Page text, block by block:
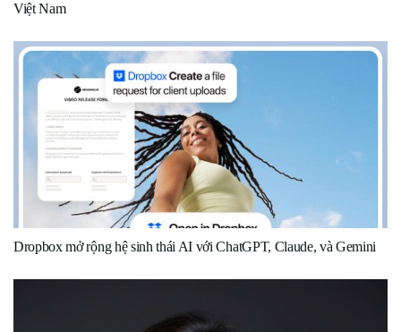
Việt Nam
Dropbox mở rộng hệ sinh thái AI với ChatGPT, Claude, và Gemini